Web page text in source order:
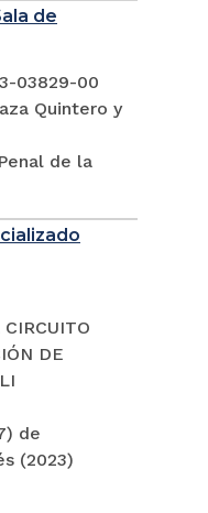
de
03829-00
Quintero y
de la
DE
de
(2023)